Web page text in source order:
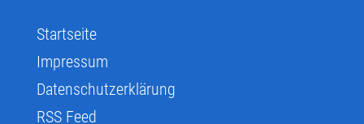
Startseite
Impressum
Datenschutzerklärung
RSS Feed